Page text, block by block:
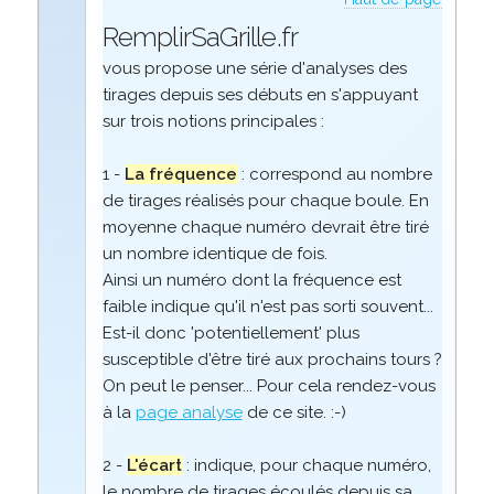
RemplirSaGrille.fr
vous propose une série d'analyses des
tirages depuis ses débuts en s'appuyant
sur trois notions principales :
1 - La fréquence : correspond au nombre
de tirages réalisés pour chaque boule. En
moyenne chaque numéro devrait être tiré
un nombre identique de fois.
Ainsi un numéro dont la fréquence est
faible indique qu'il n'est pas sorti souvent...
Est-il donc 'potentiellement' plus
susceptible d'être tiré aux prochains tours ?
On peut le penser... Pour cela rendez-vous
à la page analysede ce site. :-)
2 - L'écart: indique, pour chaque numéro,